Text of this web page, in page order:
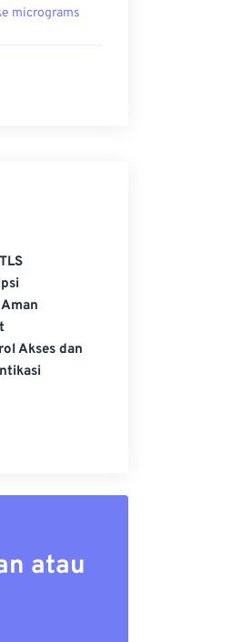
micrograms
Akses dan
atau